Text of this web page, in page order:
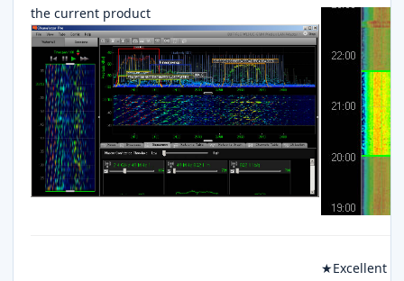
the current product
★Excellent